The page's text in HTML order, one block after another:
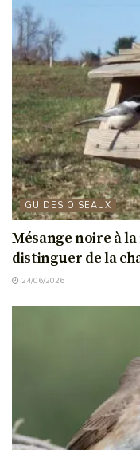
GUIDES OISEAUX
Mésange noire à
distinguer de la
24/06/2026